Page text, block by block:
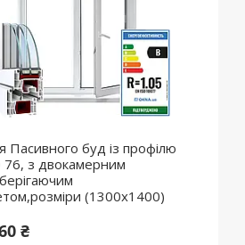
Пасивного буд із профілю
76, з двокамерним
(1300х1400)
₴